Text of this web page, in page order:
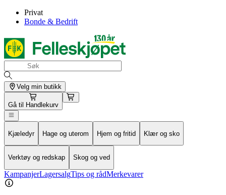
Privat
Bonde & Bedrift
Velg min butikk
Gå til Handlekurv
Kjæledyr Hage og uterom Hjem og fritid Klær og sko
Verktøy og redskap Skog og ved
KampanjerLagersalgTips og rådMerkevarer